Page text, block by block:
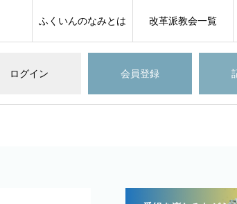
ログイン 会員登録
ふくいんのなみとは 改革派教会一覧